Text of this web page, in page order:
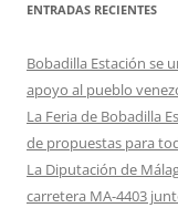
ENTRADAS RECIENTES
Bobadilla Estación se
apoyo al pueblo
La Feria de Bobadilla
de propuestas para
La Diputación de
carretera MA-4403